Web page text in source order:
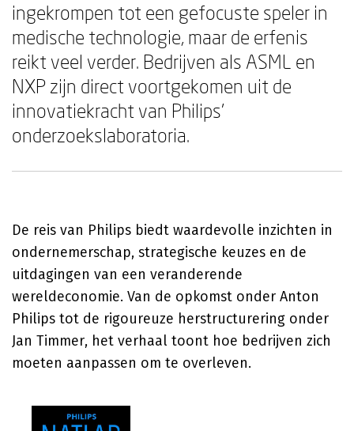
ingekrompen tot een gefocuste speler in
medische technologie, maar de erfenis
reikt veel verder. Bedrijven als ASML en
NXP zijn direct voortgekomen uit de
innovatiekracht van Philips'
onderzoekslaboratoria.
De reis van Philips biedt waardevolle inzichten in
ondernemerschap, strategische keuzes en de
uitdagingen van een veranderende
wereldeconomie. Van de opkomst onder Anton
Philips tot de rigoureuze herstructurering onder
Jan Timmer, het verhaal toont hoe bedrijven zich
moeten aanpassen om te overleven.